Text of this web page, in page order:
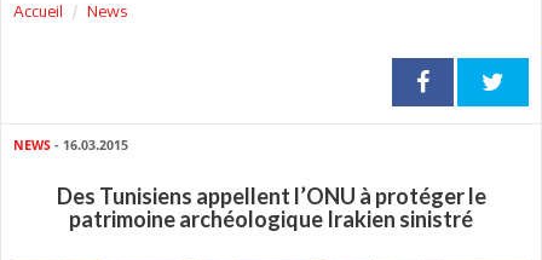
Accueil News
NEWS - 16.03.2015
Des Tunisiens appellent l’ONU à protéger le
patrimoine archéologique Irakien sinistré